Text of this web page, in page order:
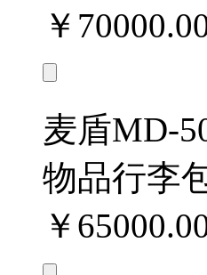
￥
麦盾MD-
物品行李
￥